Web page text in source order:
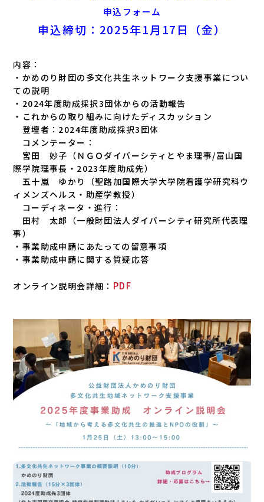
申込フォーム
申込締切：2025年1月17日（金）
内容：
・かめのり財団の多文化共生ネットワーク支援事業につい
ての説明
・2024年度助成採択3団体からの活動報告
・これからの取り組みに向けたディスカッション
登壇者：2024年度助成採択3団体
コメンテーター：
宮田 妙子（ＮＧＯダイバーシティとやま理事/富山国
際学院理事長・2023年度助成先）
五十嵐 ゆかり（聖路加国際大学大学院看護学研究科ウ
ィメンズヘルス・助産学教授）
コーディネータ・進行：
⽥村 太郎（⼀般財団法⼈ダイバーシティ研究所代表理
事）
・事業助成申請にあたっての留意事項
・事業助成申請に関する質疑応答
オンライン説明会詳細： PDF